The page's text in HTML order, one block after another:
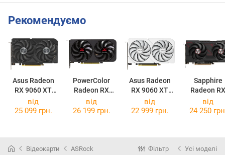
Рекомендуємо
Asus Radeon
RX 9060 XT
Dual 16GB
PowerColor
Radeon RX
9060 XT
Reaper 16GB
Asus Radeon
RX 9060 XT
Dual 16GB
White
Sapphire
Radeon RX
9060 XT
16GB
від
25 099 грн.
від
26 199 грн.
від
22 999 грн.
від
24 250
Відеокарти ASRock Фільтр Усі моделі